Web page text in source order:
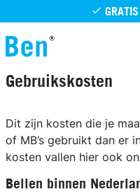
Overslaan en naar de
GRATIS
Gebruikskosten
Dit zijn kosten die je
of MB’s gebruikt dan er
kosten vallen hier ook
Bellen binnen